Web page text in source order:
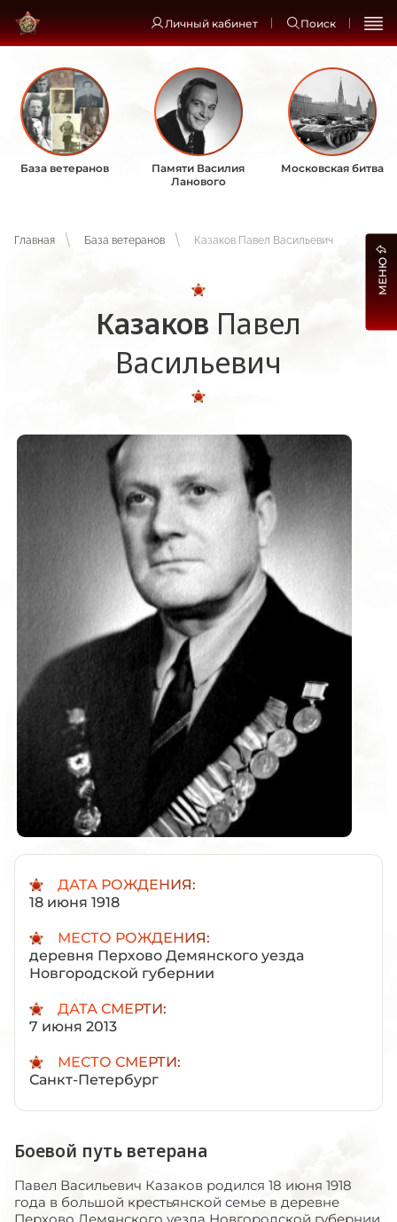
Личный кабинет Поиск
База ветеранов
Памяти Василия
Ланового
Московская битва
Главная База ветеранов Казаков Павел Васильевич
Казаков Павел
Васильевич
ДАТА РОЖДЕНИЯ:
18 июня 1918
МЕСТО РОЖДЕНИЯ:
деревня Перхово Демянского уезда
Новгородской губернии
ДАТА СМЕРТИ:
7 июня 2013
МЕСТО СМЕРТИ:
Санкт-Петербург
Боевой путь ветерана
Павел Васильевич Казаков родился 18 июня 1918
года в большой крестьянской семье в деревне
Перхово Демянского уезда Новгородской губернии.
МЕНЮ